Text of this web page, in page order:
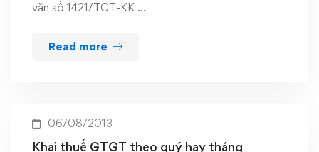
văn số 1421/TCT-KK …
Read more
06/08/2013
Khai thuế GTGT theo quý hay tháng